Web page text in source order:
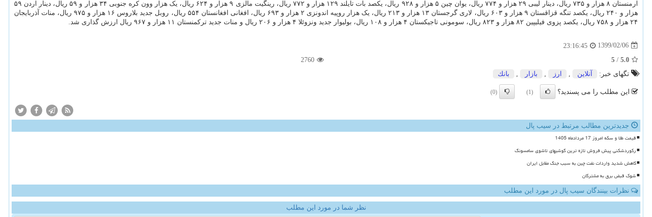
ارمنستان ۸ هزار و ۷۳۵ ریال، دینار لیبی ۲۹ هزار و ۷۷۴ ریال، یوان چین ۵ هزار و ۹۲۸ ریال، یکصد بات تایلند ۱۲۹ هزار و ۷۷۲ ریال، رینگیت مالزی ۹ هزار و ۶۲۴ ریال، یک هزار وون کره جنوبی ۳۴ هزار و ۵۹ ریال، دینار اردن ۵۹
هزار و ۲۴۰ ریال، یکصد تنگه قزاقستان ۹ هزار و ۶۰۳ ریال، لاری گرجستان ۱۳ هزار و ۲۱۳ ریال، یک هزار روپیه اندونزی ۲ هزار و ۶۹۳ ریال، افغانی افغانستان ۵۵۴ ریال، روبل جدید بلاروس ۱۶ هزار و ۹۷۵ ریال، منات آذربایجان
۲۴ هزار و ۷۵۸ ریال، یکصد پزوی فیلیپین ۸۲ هزار و ۸۲۳ ریال، سومونی تاجیکستان ۴ هزار و ۱۰۸ ریال، بولیوار جدید ونزوئلا ۴ هزار و ۲۰۶ ریال و منات جدید ترکمنستان ۱۱ هزار و ۹۶۷ ریال ارزش گذاری شد.
1399/02/06
23:16:45
5.0
/
5
2760
تگهای خبر:
آنلاین , ارز , بازار , بانك
این مطلب را می پسندید؟ (1)
(0)
جدیدترین مطالب مرتبط در سیب پال
قیمت طلا و سکه امروز 17 مردادماه 1405
رکوردشکنی پیش فروش تازه ترین گوشیهای تاشوی سامسونگ
کاهش شدید واردات نفت چین به سبب جنگ مقابل ایران
شوک قبض برق به مشترکان
نظرات بینندگان سیب پال در مورد این مطلب
نظر شما در مورد این مطلب